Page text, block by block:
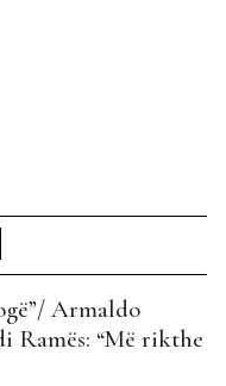
Armaldo
“Më rikthe